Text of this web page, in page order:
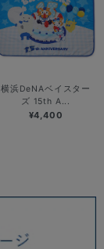
横浜DeNAベイスター
ズ 15th A...
¥4,400